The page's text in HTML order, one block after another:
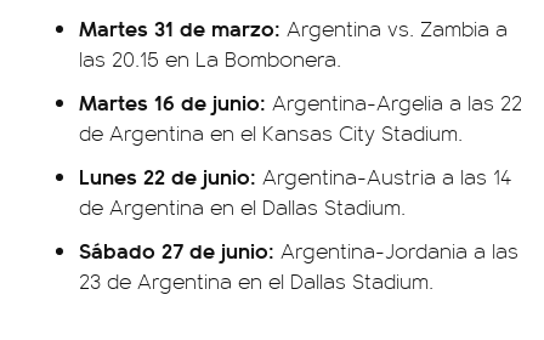
Martes 31 de marzo: Argentina vs. Zambia a
las 20.15 en La Bombonera.
Martes 16 de junio: Argentina-Argelia a las 22
de Argentina en el Kansas City Stadium.
Lunes 22 de junio: Argentina-Austria a las 14
de Argentina en el Dallas Stadium.
Sábado 27 de junio: Argentina-Jordania a las
23 de Argentina en el Dallas Stadium.